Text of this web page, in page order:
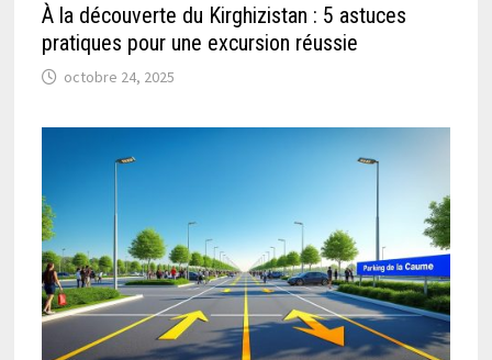
À la découverte du Kirghizistan : 5 astuces
pratiques pour une excursion réussie
octobre 24, 2025